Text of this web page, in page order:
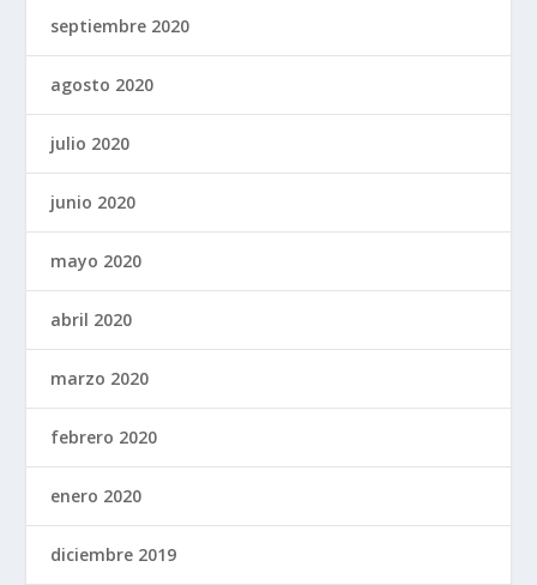
septiembre 2020
agosto 2020
julio 2020
junio 2020
mayo 2020
abril 2020
marzo 2020
febrero 2020
enero 2020
diciembre 2019